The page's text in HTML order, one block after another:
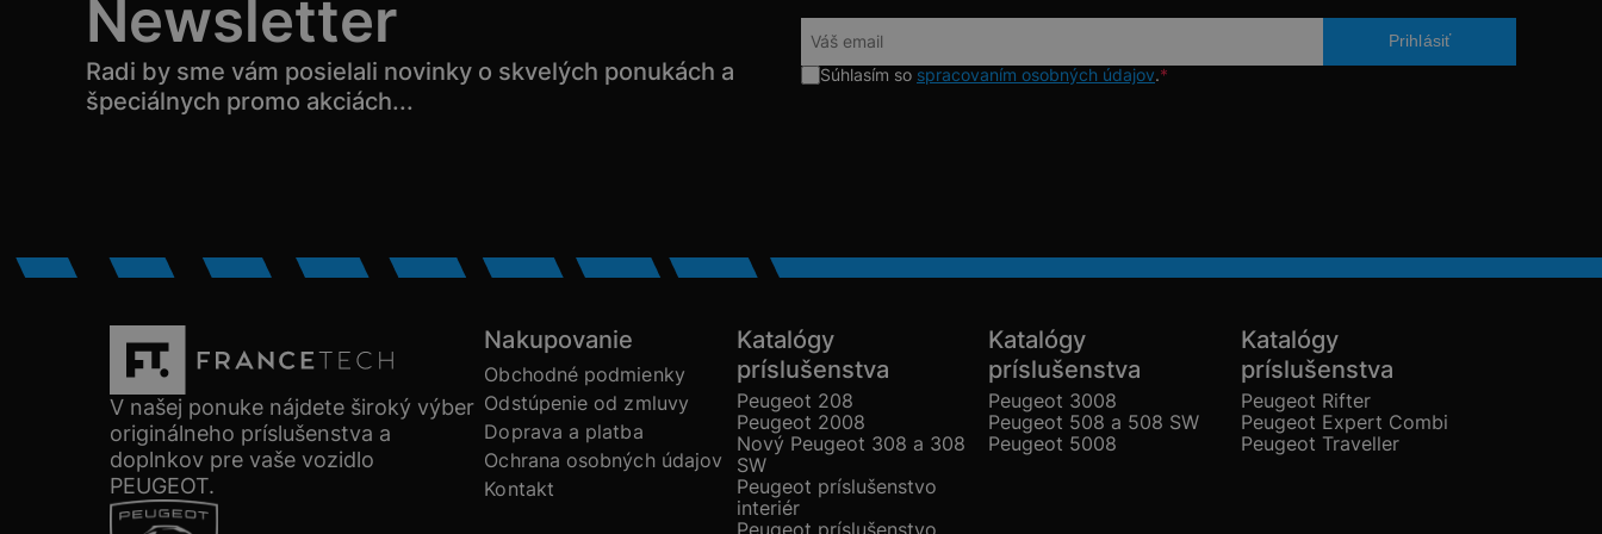
Newsletter
Radi by sme vám posielali novinky o skvelých ponukách a
špeciálnych promo akciách...
Súhlasím so spracovaním osobných údajov.*
V našej ponuke nájdete široký výber
originálneho príslušenstva a
doplnkov pre vaše vozidlo
PEUGEOT.
Nakupovanie
Obchodné podmienky
Odstúpenie od zmluvy
Doprava a platba
Ochrana osobných údajov
Kontakt
Katalógy
príslušenstva
Peugeot 208
Peugeot 2008
Nový Peugeot 308 a 308
SW
Peugeot príslušenstvo
interiér
Peugeot príslušenstvo
Katalógy
príslušenstva
Peugeot 3008
Peugeot 508 a 508 SW
Peugeot 5008
Katalógy
príslušenstva
Peugeot Rifter
Peugeot Expert Combi
Peugeot Traveller